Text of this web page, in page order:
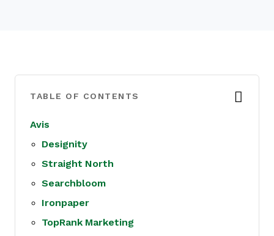
TABLE OF CONTENTS
Avis
Designity
Straight North
Searchbloom
Ironpaper
TopRank Marketing